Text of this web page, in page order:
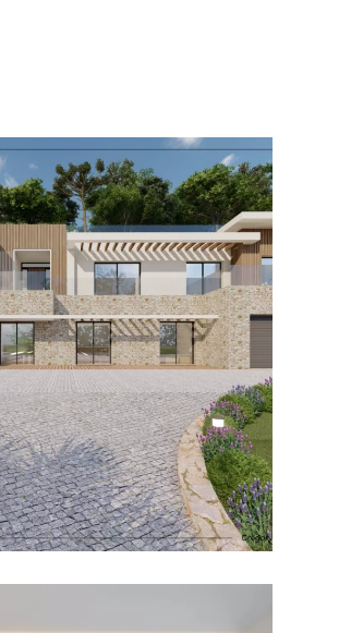
Hesperide
RÉSIDENTIEL